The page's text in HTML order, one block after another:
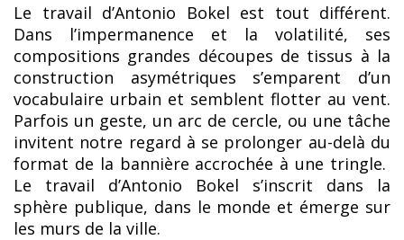
Le travail d’Antonio Bokel est tout différent.
Dans l’impermanence et la volatilité, ses
compositions grandes découpes de tissus à la
construction asymétriques s’emparent d’un
vocabulaire urbain et semblent flotter au vent.
Parfois un geste, un arc de cercle, ou une tâche
invitent notre regard à se prolonger au-delà du
format de la bannière accrochée à une tringle.
Le travail d’Antonio Bokel s’inscrit dans la
sphère publique, dans le monde et émerge sur
les murs de la ville.